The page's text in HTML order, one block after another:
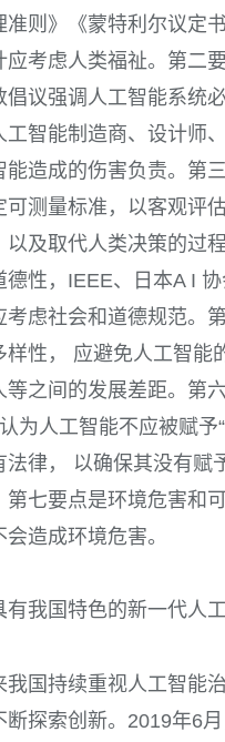
准则》《蒙特利尔议定
应考虑人类福祉。第二
倡议强调人工智能系统
工智能制造商、设计师
能造成的伤害负责。第
可测量标准，以客观评
以及取代人类决策的过
性， IEEE、日本A I
考虑社会和道德规范。
样性， 应避免人工智能
等之间的发展差距。第
认为人工智能不应被赋予
法律， 以确保其没有赋
第七要点是环境危害和
造成环境危害。
有我国特色的新一代人
我国持续重视人工智能
探索创新。 2019年6